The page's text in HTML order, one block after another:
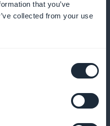
that you’ve
collected from your use